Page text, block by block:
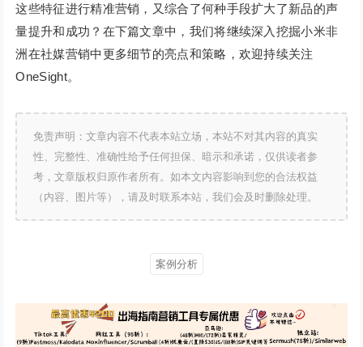
这些特征进行精准营销，又综合了何种手段扩大了新品的声
量提升和成功？在下篇文章中，我们将继续深入挖掘小米非
洲在社媒营销中更多细节的亮点和策略，欢迎持续关注
OneSight。
免责声明：文章内容不代表本站立场，本站不对其内容的真实
性、完整性、准确性给予任何担保、暗示和承诺，仅供读者参
考，文章版权归原作者所有。如本文内容影响到您的合法权益
（内容、图片等），请及时联系本站，我们会及时删除处理。
案例分析